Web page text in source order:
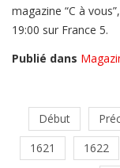
magazine “C à
19:00 sur France 5.
Publié dans
Début
1621
1622